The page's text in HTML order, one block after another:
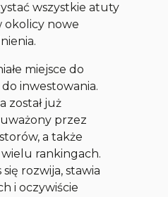
wszystkie atuty
okolicy nowe
miejsce do
do inwestowania.
został już
przez
a także
rankingach.
się rozwija, stawia
i oczywiście